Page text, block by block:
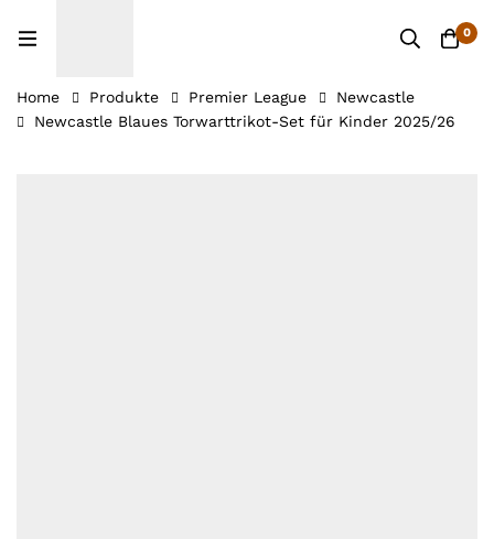
0
Home Produkte Premier League
Newcastle
Newcastle Blaues Torwarttrikot-Set für Kinder 2025/26